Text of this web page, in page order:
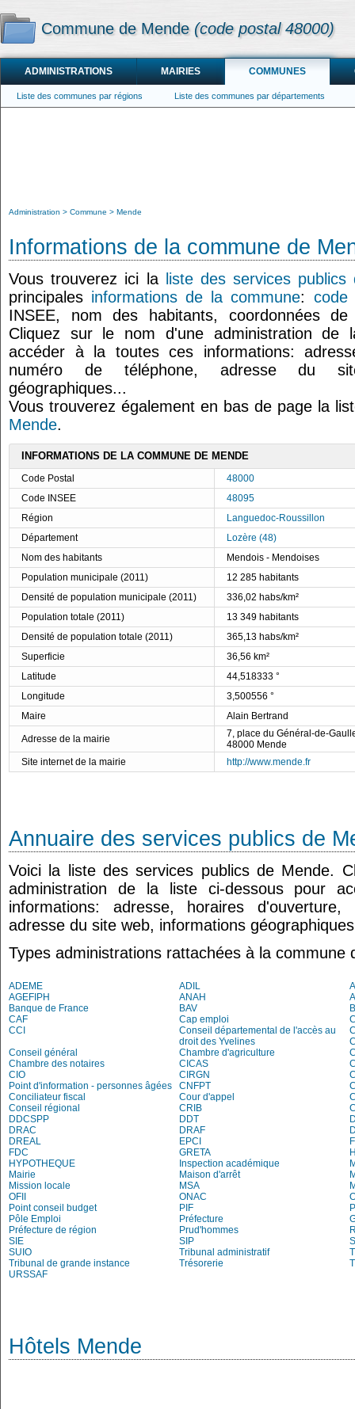
Commune de Mende (code postal 48000)
ADMINISTRATIONS MAIRIES COMMUNES
Liste des communes par régions Liste des communes par départements
Administration Commune Mende
Informations de la commune de
Vous trouverez ici la
liste des services publics
principales informations de la commune: code
INSEE, nom des habitants, coordonnées
Cliquez sur le nom d'une administration de
accéder à la toutes ces informations:
numéro de téléphone, adresse du
géographiques...
Vous trouverez également en bas de page la
Mende.
INFORMATIONS DE LA COMMUNE DE MENDE
Code Postal
48000
Code INSEE
48095
Région
Languedoc-Roussillon
Département
Lozère (48)
Nom des habitants
Mendois - Mendoises
Population municipale (2011)
12 285 habitants
Densité de population municipale (2011)
336,02 habs/km²
Population totale (2011)
13 349 habitants
Densité de population totale (2011)
365,13 habs/km²
Superficie
36,56 km²
Latitude
44,518333 °
Longitude
3,500556 °
Maire
Alain Bertrand
Adresse de la mairie
7, place du Général-de-
48000 Mende
Site internet de la mairie
http://www.mende.fr
Annuaire des services publics de
Voici la liste des services publics de Mende.
administration de la liste ci-dessous pour
informations: adresse, horaires
adresse du site web, informations
Types administrations rattachées à la commune
ADEME ADIL
AGEFIPH
ANAH
Banque de France
BAV
CAF
Cap emploi
CCI
Conseil départemental de l'accès au
droit des Yvelines
Conseil général
Chambre d'agriculture
Chambre des notaires
CICAS
CIO
CIRGN
Point d'information - personnes âgées
CNFPT
Conciliateur fiscal
Cour d'appel
Conseil régional
CRIB
DDCSPP
DDT
DRAC
DRAF
DREAL
EPCI
FDC
GRETA
HYPOTHEQUE
Inspection académique
Mairie
Maison d'arrêt
Mission locale
MSA
OFII
ONAC
Point conseil budget
PIF
Pôle Emploi
Préfecture
Préfecture de région
Prud'hommes
SIE
SIP
SUIO
Tribunal administratif
Tribunal de grande instance
Trésorerie
URSSAF
Hôtels Mende